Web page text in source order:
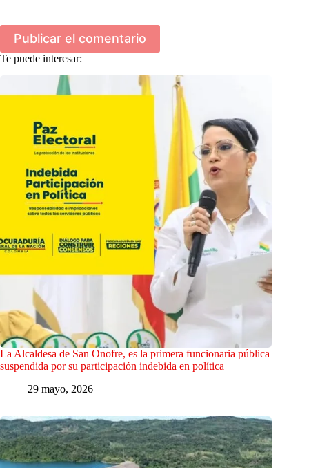
Publicar el comentario
Te puede interesar:
La Alcaldesa de San Onofre, es la primera funcionaria pública
suspendida por su participación indebida en política
29 mayo, 2026